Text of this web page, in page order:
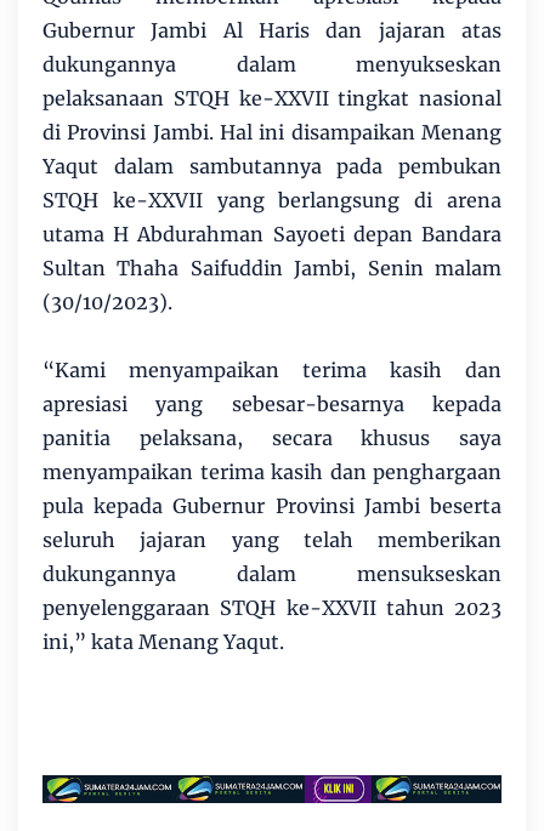
Gubernur Jambi Al Haris dan jajaran atas
dukungannya dalam menyukseskan
pelaksanaan STQH ke-XXVII tingkat nasional
di Provinsi Jambi. Hal ini disampaikan Menang
Yaqut dalam sambutannya pada pembukan
STQH ke-XXVII yang berlangsung di arena
utama H Abdurahman Sayoeti depan Bandara
Sultan Thaha Saifuddin Jambi, Senin malam
(30/10/2023).
“Kami menyampaikan terima kasih dan
apresiasi yang sebesar-besarnya kepada
panitia pelaksana, secara khusus saya
menyampaikan terima kasih dan penghargaan
pula kepada Gubernur Provinsi Jambi beserta
seluruh jajaran yang telah memberikan
dukungannya dalam mensukseskan
penyelenggaraan STQH ke-XXVII tahun 2023
ini,” kata Menang Yaqut.